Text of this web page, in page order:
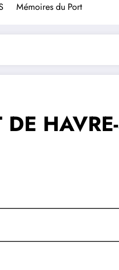
Mémoires du Port